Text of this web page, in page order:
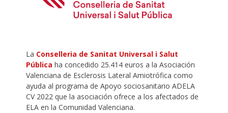
La Conselleria de Sanitat Universal i Salut
Pública ha concedido 25.414 euros a la Asociación
Valenciana de Esclerosis Lateral Amiotrófica como
ayuda al programa de Apoyo sociosanitario ADELA
CV 2022 que la asociación ofrece a los afectados de
ELA en la Comunidad Valenciana.